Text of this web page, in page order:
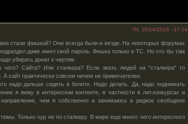
Пт, 10/14/2016 - 17:14
стали фишкой? Они всегда были и везде. На некоторых форумах
даже имел свой пароль. Фишка только в ТС. Но что бы там
убирать донат к чертям.
чего? Сайта? Или сталкера? Если звать людей на "сталкера" то
А сайт практически совсем ничем не примечателен.
надо дальше сидеть в болоте. Надо делать. Да, надо поднимать
я вижу в интересном контенте, в частности в лит.конкурсах и
чем я собственно и занимаюсь в редкое свободное
Только чур не по сталкеру. В мире еще много чего интересного